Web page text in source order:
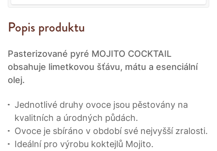
Popis produktu
Pasterizované pyré MOJITO COCKTAIL
obsahuje limetkovou šťávu, mátu a esenciální
olej.
Jednotlivé druhy ovoce jsou pěstovány na
kvalitních a úrodných půdách.
Ovoce je sbíráno v období své nejvyšší zralosti.
Ideální pro výrobu koktejlů Mojito.